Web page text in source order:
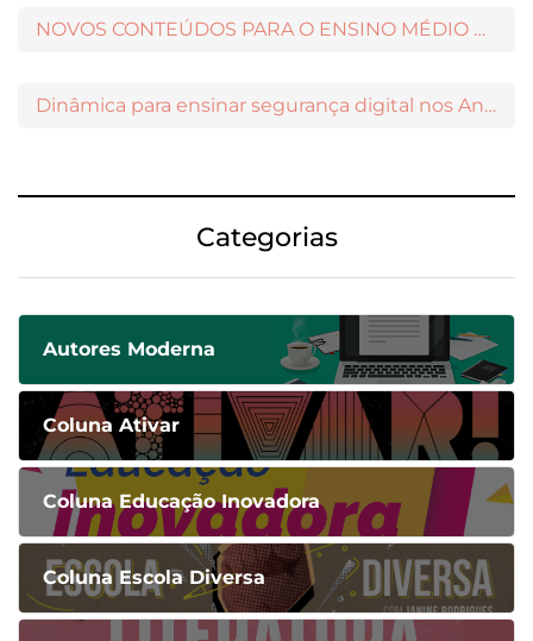
NOVOS CONTEÚDOS PARA O ENSINO MÉDIO DISPONÍVEIS NO MODERNAMIGOS
Dinâmica para ensinar segurança digital nos Anos Iniciais
Categorias
Autores Moderna
Coluna Ativar
Coluna Educação Inovadora
Coluna Escola Diversa